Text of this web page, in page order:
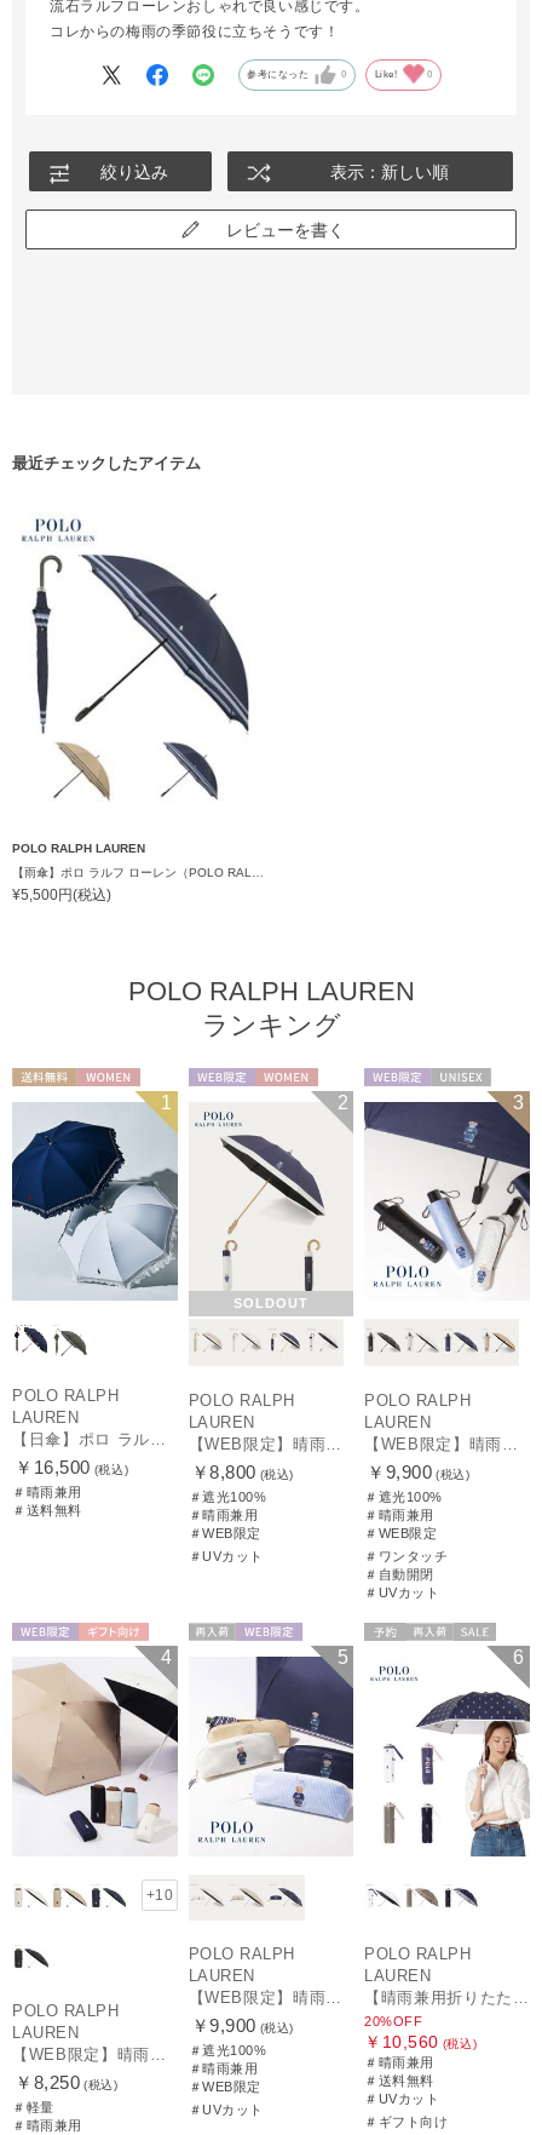
流石ラルフローレンおしゃれで良い感じです。
コレからの梅雨の季節役に立ちそうです！
参考になった 0 Like! 0
絞り込み 表示：新しい順
レビューを書く
最近チェックしたアイテム
POLO RALPH LAUREN
¥5,500円(税込)
POLO RALPH LAUREN
ランキング
1
POLO RALPH
LAUREN
【日傘】ポロ ラルフ ローレン(POLO RALPH LAUREN)エンブフリル 長傘 【公式ムーンバット】 遮光 遮熱 UV 晴雨兼用
￥16,500 (税込)
＃晴雨兼用
＃送料無料
2
SOLDOUT
POLO RALPH
LAUREN
￥8,800 (税込)
＃遮光100%
＃晴雨兼用
＃WEB限定
＃UVカット
3
POLO RALPH
LAUREN
￥9,900 (税込)
＃遮光100%
＃晴雨兼用
＃WEB限定
＃ワンタッチ
＃自動開閉
＃UVカット
ギフト向け
UNISEX
4
+10
POLO RALPH
LAUREN
【WEB限定】晴雨兼用折りたたみ日傘 ポロ ラルフ ローレン ポロポニー刺繍 POLO BEAR 雨の日OK 遮光100% 遮熱 簡単開閉 UV100% 晴雨兼用
￥8,250 (税込)
＃軽量
＃晴雨兼用
5
POLO RALPH
LAUREN
【WEB限定】晴雨兼用折りたたみ日傘 ポロ ラルフ ローレン（POLO RALPH LAUREN）ワンポイントベア 遮光100 UV100
￥9,900 (税込)
＃遮光100%
＃晴雨兼用
＃WEB限定
＃UVカット
セール
送料無料
WOMEN
6
POLO RALPH
LAUREN
【晴雨兼用折りたたみ日傘】ポロ ラルフ ローレン (POLO RALPH LAUREN) カラーベア 遮光 遮熱 UV 晴雨兼用
20%OFF
￥10,560 (税込)
＃晴雨兼用
＃送料無料
＃UVカット
＃ギフト向け